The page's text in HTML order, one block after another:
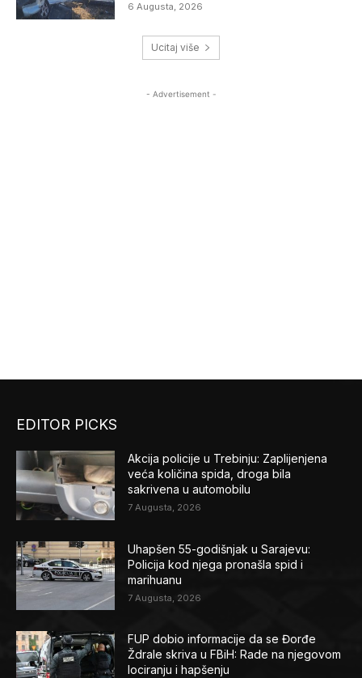
6 Augusta, 2026
Ucitaj više
- Advertisement -
EDITOR PICKS
Akcija policije u Trebinju: Zaplijenjena
veća količina spida, droga bila
sakrivena u automobilu
7 Augusta, 2026
Uhapšen 55-godišnjak u Sarajevu:
Policija kod njega pronašla spid i
marihuanu
7 Augusta, 2026
FUP dobio informacije da se Đorđe
Ždrale skriva u FBiH: Rade na njegovom
lociranju i hapšenju